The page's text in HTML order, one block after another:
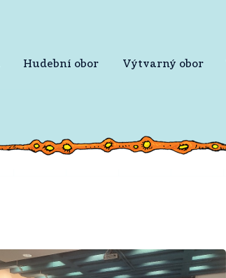
Hudební obor Výtvarný obor